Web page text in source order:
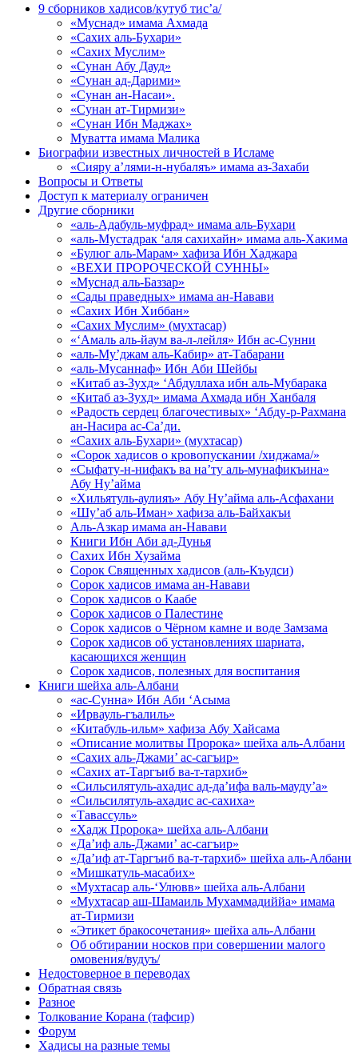
9 сборников хадисов/кутуб тис’а/
«Муснад» имама Ахмада
«Сахих аль-Бухари»
«Сахих Муслим»
«Сунан Абу Дауд»
«Сунан ад-Дарими»
«Сунан ан-Насаи».
«Сунан ат-Тирмизи»
«Сунан Ибн Маджах»
Муватта имама Малика
Биографии известных личностей в Исламе
«Сияру а’лями-н-нубаляъ» имама аз-Захаби
Вопросы и Ответы
Доступ к материалу ограничен
Другие сборники
«аль-Адабуль-муфрад» имама аль-Бухари
«аль-Мустадрак ‘аля сахихайн» имама аль-Хакима
«Булюг аль-Марам» хафиза Ибн Хаджара
«ВЕХИ ПРОРОЧЕСКОЙ СУННЫ»
«Муснад аль-Баззар»
«Сады праведных» имама ан-Навави
«Сахих Ибн Хиббан»
«Сахих Муслим» (мухтасар)
«‘Амаль аль-йаум ва-л-лейля» Ибн ас-Сунни
«аль-Му’джам аль-Кабир» ат-Табарани
«аль-Мусаннаф» Ибн Аби Шейбы
«Китаб аз-Зухд» ‘Абдуллаха ибн аль-Мубарака
«Китаб аз-Зухд» имама Ахмада ибн Ханбаля
«Радость сердец благочестивых» ‘Абду-р-Рахмана
ан-Насира ас-Са’ди.
«Сахих аль-Бухари» (мухтасар)
«Сорок хадисов о кровопускании /хиджама/»
«Сыфату-н-нифакъ ва на’ту аль-мунафикъина»
Абу Ну’айма
«Хильятуль-аулияъ» Абу Ну’айма аль-Асфахани
«Шу’аб аль-Иман» хафиза аль-Байхакъи
Аль-Азкар имама ан-Навави
Книги Ибн Аби ад-Дунья
Сахих Ибн Хузайма
Сорок Священных хадисов (аль-Къудси)
Сорок хадисов имама ан-Навави
Сорок хадисов о Каабе
Сорок хадисов о Палестине
Сорок хадисов о Чёрном камне и воде Замзама
Сорок хадисов об установлениях шариата,
касающихся женщин
Сорок хадисов, полезных для воспитания
Книги шейха аль-Албани
«ас-Сунна» Ибн Аби ‘Асыма
«Ирвауль-гъалиль»
«Китабуль-ильм» хафиза Абу Хайсама
«Описание молитвы Пророка» шейха аль-Албани
«Сахих аль-Джами’ ас-сагъир»
«Сахих ат-Таргъиб ва-т-тархиб»
«Сильсилятуль-ахадис ад-да’ифа валь-мауду’а»
«Сильсилятуль-ахадис ас-сахиха»
«Тавассуль»
«Хадж Пророка» шейха аль-Албани
«Да’иф аль-Джами’ ас-сагъир»
«Да’иф ат-Таргъиб ва-т-тархиб» шейха аль-Албани
«Мишкатуль-масабих»
«Мухтасар аль-‘Улювв» шейха аль-Албани
«Мухтасар аш-Шамаиль Мухаммадиййа» имама
ат-Тирмизи
«Этикет бракосочетания» шейха аль-Албани
Об обтирании носков при совершении малого
омовения/вудуъ/
Недостоверное в переводах
Обратная связь
Разное
Толкование Корана (тафсир)
Форум
Хадисы на разные темы